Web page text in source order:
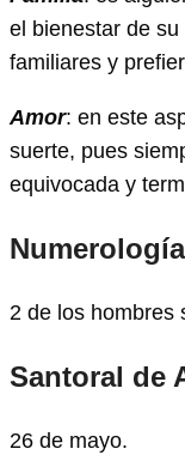
el bienestar de
familiares y
Amor: en este
suerte, pues
equivocada y
Numerología
2 de los hombres
Santoral de
26 de mayo.